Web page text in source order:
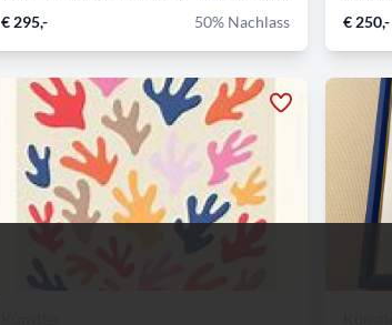
€ 295,- 50% Nachlass € 250,-